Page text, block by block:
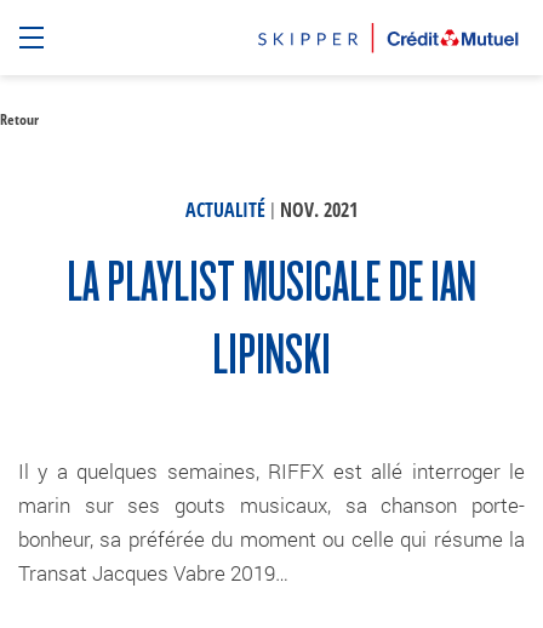
Retour
ACTUALITÉ | NOV. 2021
LA PLAYLIST MUSICALE DE IAN
LIPINSKI
Il y a quelques semaines, RIFFX est allé interroger le
marin sur ses gouts musicaux, sa chanson porte-
bonheur, sa préférée du moment ou celle qui résume la
Transat Jacques Vabre 2019…